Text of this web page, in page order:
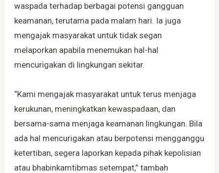
waspada terhadap berbagai potensi gangguan
keamanan, terutama pada malam hari. Ia juga
mengajak masyarakat untuk tidak segan
melaporkan apabila menemukan hal-hal
mencurigakan di lingkungan sekitar.
“Kami mengajak masyarakat untuk terus menjaga
kerukunan, meningkatkan kewaspadaan, dan
bersama-sama menjaga keamanan lingkungan. Bila
ada hal mencurigakan atau berpotensi mengganggu
ketertiban, segera laporkan kepada pihak kepolisian
atau bhabinkamtibmas setempat,” tambah